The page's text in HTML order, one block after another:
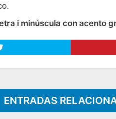
i minúscula con acento
ENTRADAS